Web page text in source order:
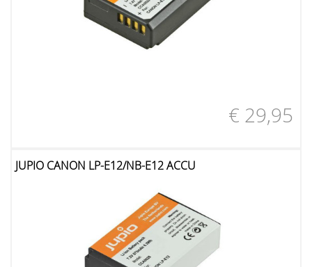
€ 29,95
JUPIO CANON LP-E12/NB-E12 ACCU